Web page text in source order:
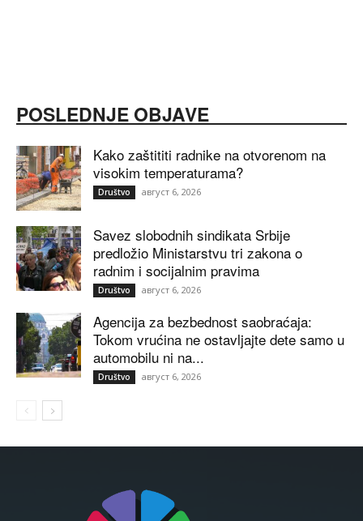
POSLEDNJE OBJAVE
Kako zaštititi radnike na otvorenom na
visokim temperaturama?
Društvo август 6, 2026
Savez slobodnih sindikata Srbije
predložio Ministarstvu tri zakona o
radnim i socijalnim pravima
Društvo август 6, 2026
Agencija za bezbednost saobraćaja:
Tokom vrućina ne ostavljajte dete samo u
automobilu ni na...
Društvo август 6, 2026